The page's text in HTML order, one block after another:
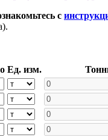
с
Ед. изм.